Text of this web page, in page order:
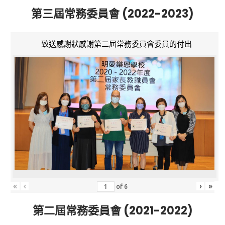
第三屆常務委員會 (2022-2023)
致送感謝狀感謝第二屆常務委員會委員的付出
« ‹ of 6 › »
第二屆常務委員會 (2021-2022)